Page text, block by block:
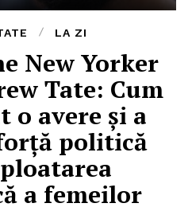
LA ZI
New Yorker
Tate: Cum
o avere și a
politică
a femeilor